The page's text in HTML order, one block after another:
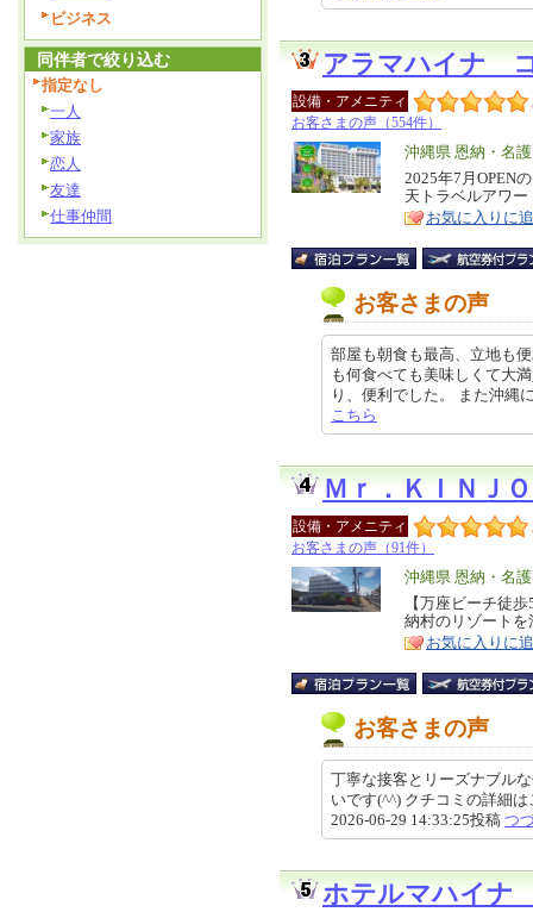
アラマハイナ
設備・アメニティ
お客さまの声（554件）
エ
リ
ア
沖縄県 恩納・名
特
徴
2025年7月OPEN
天トラベルアワ
お気に入りに
お客さまの声
部屋も朝食も最高、立地も
も何食べても美味しくて大
り、便利でした。 また沖
こちら
Ｍｒ．ＫＩＮＪ
設備・アメニティ
お客さまの声（91件）
エ
リ
ア
沖縄県 恩納・名
特
徴
【万座ビーチ徒
納村のリゾート
お気に入りに
お客さまの声
丁寧な接客とリーズナブル
いです(^^) クチコミの詳細
2026-06-29 14:33:25投稿 つ
ホテルマハイナ
ビジネス
同伴者で絞り込む
指定なし
一人
家族
恋人
友達
仕事仲間